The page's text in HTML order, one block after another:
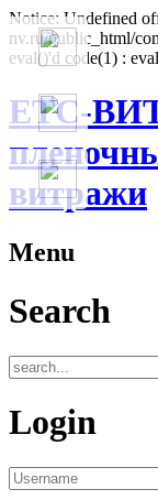
Notice: Undefined
nv.ru/public_html/
eval()'d code(1) :
ЕТС-
витражи
Menu
Search
Login